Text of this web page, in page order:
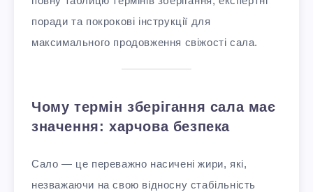
поради та покрокові інструкції для
максимального продовження свіжості сала.
Чому термін зберігання сала має
значення: харчова безпека
Сало — це переважно насичені жири, які,
незважаючи на свою відносну стабільність